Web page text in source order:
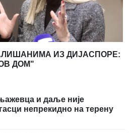
ИЗ ДИЈАСПОРЕ:
ДОМ"
и даље није
непрекидно на терену